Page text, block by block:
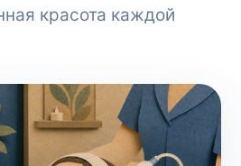
красота каждой